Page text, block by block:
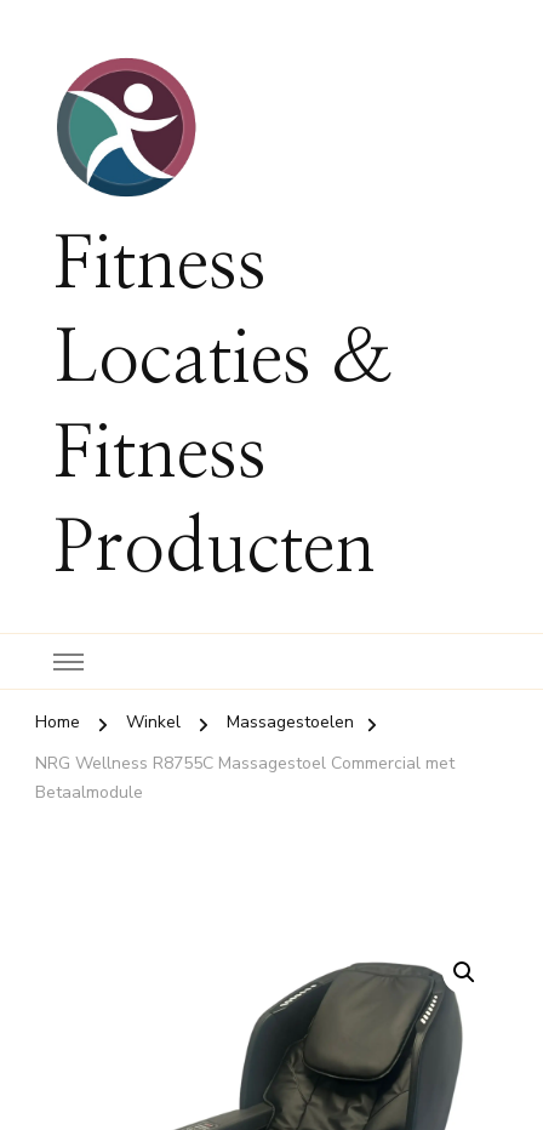
Fitness
Locaties &
Fitness
Producten
Home Winkel
Massagestoelen
NRG Wellness R8755C Massagestoel Commercial met
Betaalmodule